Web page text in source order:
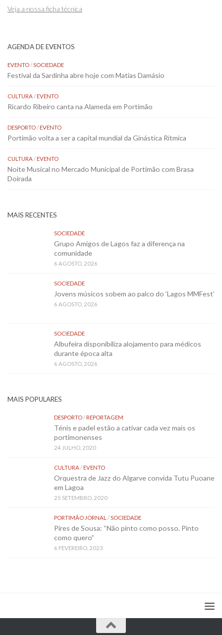
Veja a nossa ficha técnica
AGENDA DE EVENTOS
EVENTO/SOCIEDADE
Festival da Sardinha abre hoje com Matias Damásio
CULTURA/EVENTO
Ricardo Ribeiro canta na Alameda em Portimão
DESPORTO/EVENTO
Portimão volta a ser a capital mundial da Ginástica Rítmica
CULTURA/EVENTO
Noite Musical no Mercado Municipal de Portimão com Brasa
Doirada
MAIS RECENTES
SOCIEDADE
Grupo Amigos de Lagos faz a diferença na
comunidade
6 AGOSTO, 2026
SOCIEDADE
Jovens músicos sobem ao palco do ‘Lagos MMFest’
6 AGOSTO, 2026
SOCIEDADE
Albufeira disponibiliza alojamento para médicos
durante época alta
6 AGOSTO, 2026
MAIS POPULARES
DESPORTO/REPORTAGEM
Ténis e padel estão a cativar cada vez mais os
portimonenses
24 JULHO, 2020
CULTURA/EVENTO
Orquestra de Jazz do Algarve convida Tutu Puoane
em Lagoa
25 SETEMBRO, 2020
PORTIMÃO JORNAL /SOCIEDADE
Pires de Sousa: “Não pinto como posso. Pinto
como quero”
6 FEVEREIRO, 2023